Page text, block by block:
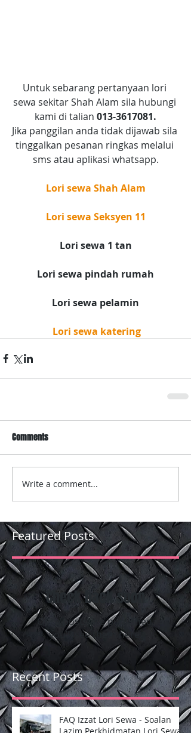
Untuk sebarang pertanyaan lori
sewa sekitar Shah Alam sila hubungi
kami di talian 013-3617081.
Jika panggilan anda tidak dijawab sila
tinggalkan pesanan ringkas melalui
sms atau aplikasi whatsapp.
Lori sewa Shah Alam
Lori sewa Seksyen 11
Lori sewa 1 tan
Lori sewa pindah rumah
Lori sewa pelamin
Lori sewa katering
Comments
Write a comment...
Featured Posts
Check back soon
Once posts are published,
you’ll see them here.
Recent Posts
FAQ Izzat Lori Sewa - Soalan